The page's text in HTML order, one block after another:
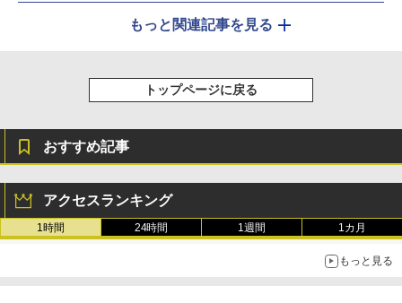
もっと関連記事を見る
トップページに戻る
おすすめ記事
アクセスランキング
1時間 24時間 1週間 1カ月
もっと見る